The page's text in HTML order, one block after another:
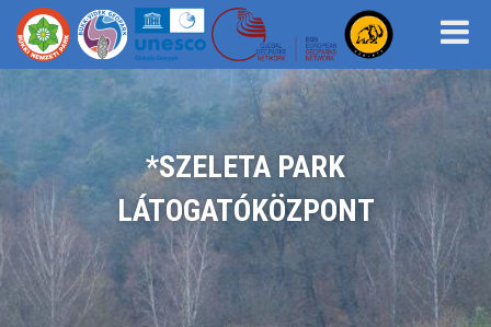
*SZELETA PARK
LÁTOGATÓKÖZPONT